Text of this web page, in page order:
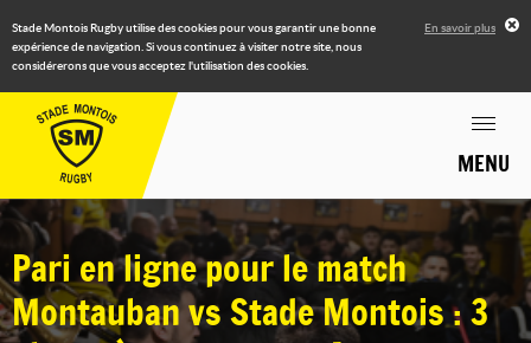
Stade Montois Rugby utilise des cookies pour vous garantir une bonne
expérience de navigation. Si vous continuez à visiter notre site, nous
considérerons que vous acceptez l'utilisation des cookies.
En savoir plus
MENU
Pari en ligne pour le match
Montauban vs Stade Montois : 3